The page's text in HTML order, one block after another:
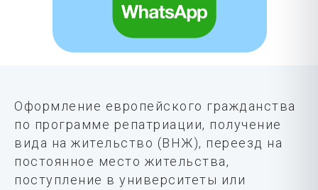
Оформление европейского гражданства
по программе репатриации, получение
вида на жительство (ВНЖ), переезд на
постоянное место жительства,
поступление в университеты или